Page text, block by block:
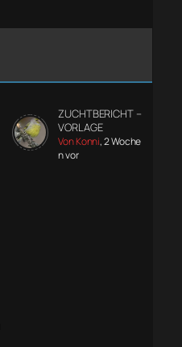
ZUCHTBERICHT –
VORLAGE
Von Konni, 2 Woche
n vor